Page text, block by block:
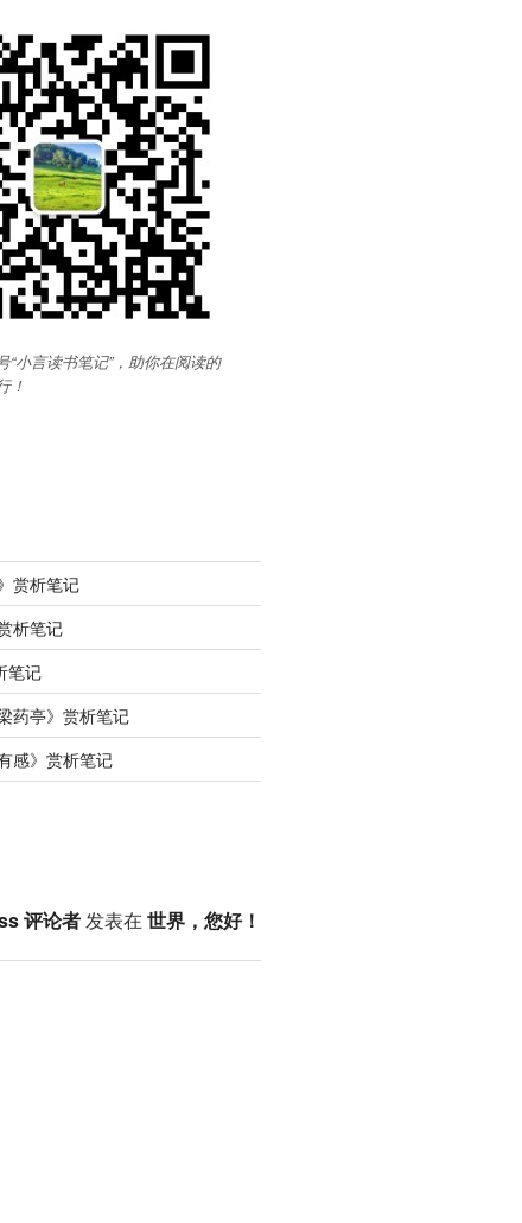
“小言读书笔记”，助你在阅读的
！
赏析笔记
析笔记
笔记
药亭》赏析笔记
感》赏析笔记
评论者发表在 世界，您好！